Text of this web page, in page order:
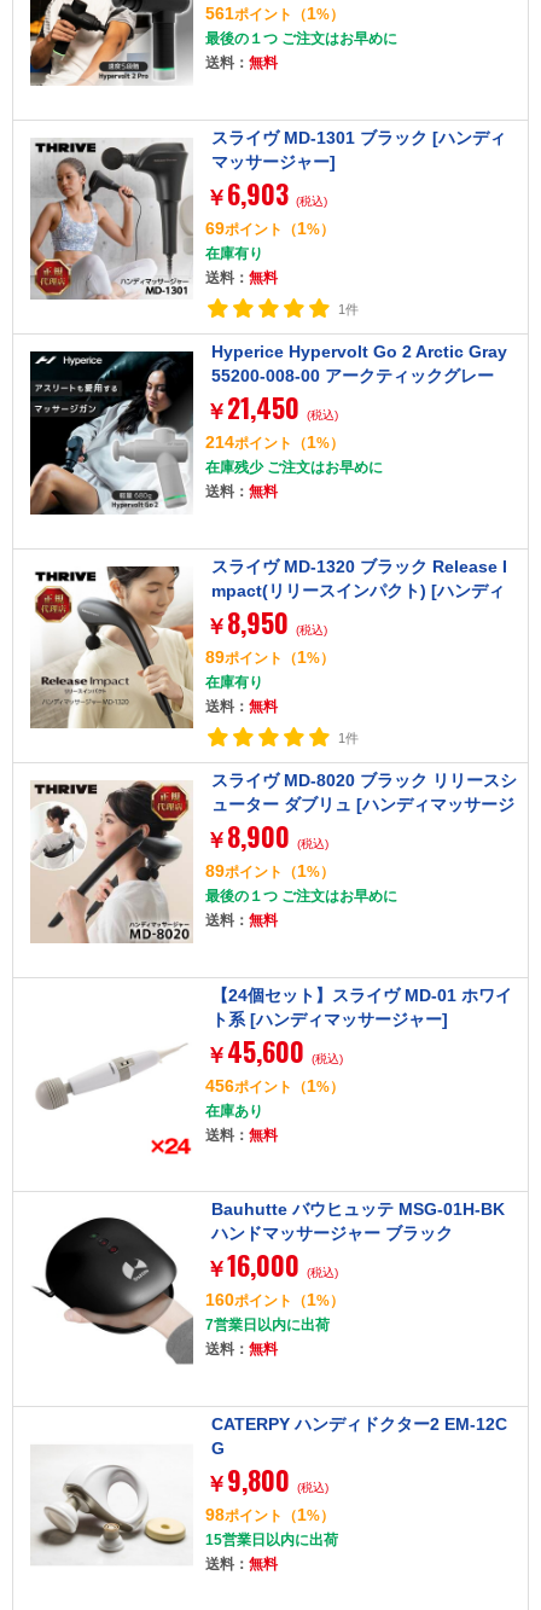
561ポイント （1%）
最後の１つ ご注文はお早めに
送料： 無料
スライヴ MD-1301 ブラック [ハンディ
マッサージャー]
￥ 6,903 (税込)
69ポイント （1%）
在庫有り
送料： 無料
1件
Hyperice Hypervolt Go 2 Arctic Gray
55200-008-00 アークティックグレー
[ハイパーボルト ゴー 2]
￥ 21,450 (税込)
214ポイント （1%）
在庫残少 ご注文はお早めに
送料： 無料
スライヴ MD-1320 ブラック Release I
mpact(リリースインパクト) [ハンディ
マッサージャー]
￥ 8,950 (税込)
89ポイント （1%）
在庫有り
送料： 無料
1件
スライヴ MD-8020 ブラック リリースシ
ューター ダブリュ [ハンディマッサージ
ャー]
￥ 8,900 (税込)
89ポイント （1%）
最後の１つ ご注文はお早めに
送料： 無料
【24個セット】スライヴ MD-01 ホワイ
ト系 [ハンディマッサージャー]
￥ 45,600 (税込)
456ポイント （1%）
在庫あり
送料： 無料
Bauhutte バウヒュッテ MSG-01H-BK
ハンドマッサージャー ブラック
￥16,000 (税込)
160ポイント （1%）
7営業日以内に出荷
送料： 無料
CATERPY ハンディドクター2 EM-12C
G
￥ 9,800 (税込)
98ポイント （1%）
15営業日以内に出荷
送料： 無料